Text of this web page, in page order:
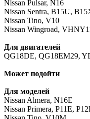
Nissan Pulsar, N16
Nissan Sentra, B15U,
Nissan Tino, V10
Nissan Wingroad,
Для двигателей
QG18DE, QG18EM29,
Может подойти
Для моделей
Nissan Almera, N16E
Nissan Primera, P11E,